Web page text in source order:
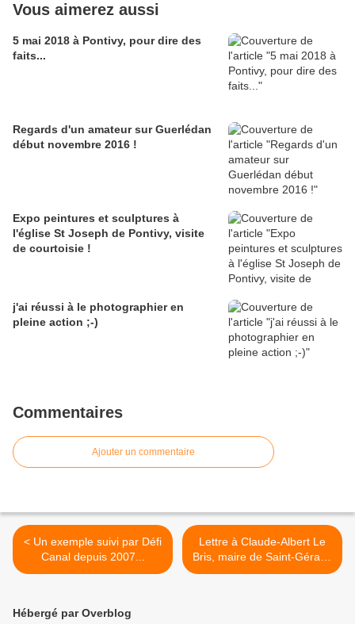
Vous aimerez aussi
5 mai 2018 à Pontivy, pour dire des
faits...
Regards d'un amateur sur Guerlédan
début novembre 2016 !
Expo peintures et sculptures à
l'église St Joseph de Pontivy, visite
de courtoisie !
j'ai réussi à le photographier en
pleine action ;-)
Commentaires
Ajouter un commentaire
< Un exemple suivi par Défi
Canal depuis 2007...
Lettre à Claude-Albert Le
Bris, maire de Saint-Gérand
pour demande entretien : >
Hébergé par Overblog